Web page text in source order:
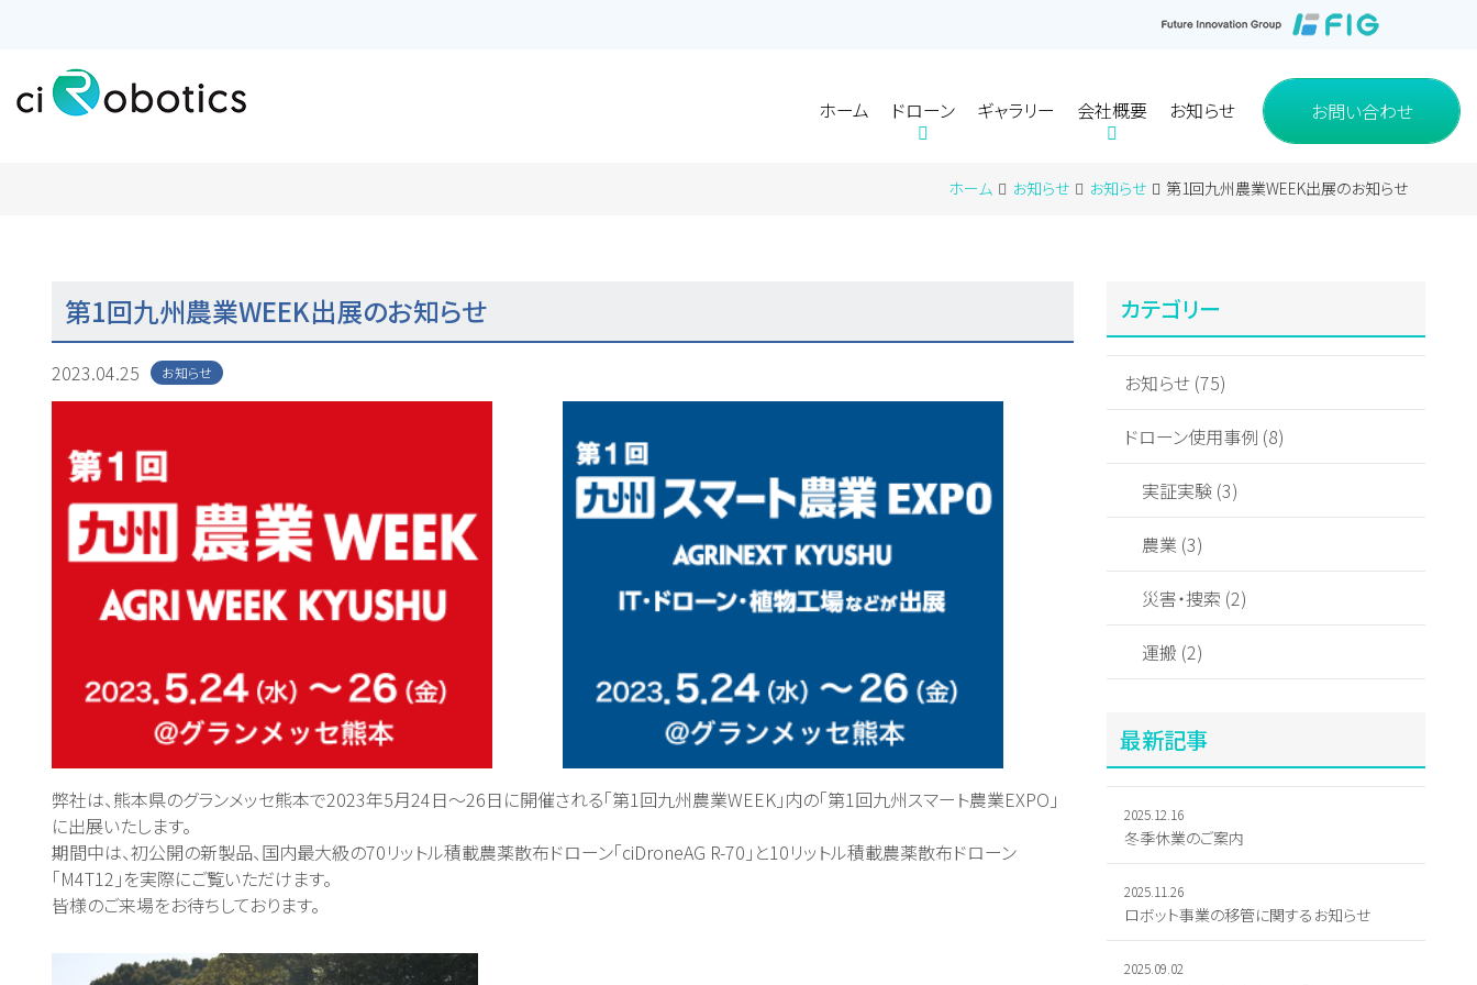
ホーム ドローン
使用事例
ギャラリー 会社概要
アクセス グループ会社
お知らせ お問い合わせ
使用事例
ギャラリー 会社概要
アクセス グループ会社
お知らせ
お問い合わせ
ホーム お知らせ お知らせ 第1回九州農業WEEK出展のお知らせ
第1回九州農業WEEK出展のお知らせ
2023.04.25 お知らせ
弊社は、熊本県のグランメッセ熊本で2023年5月24日～26日に開催される「第1回九州農業WEEK」内の「第1回九州スマート農業EXPO」
に出展いたします。
期間中は、初公開の新製品、国内最大級の70リットル積載農薬散布ドローン「ciDroneAG R-70」と10リットル積載農薬散布ドローン
「M4T12」を実際にご覧いただけます。
皆様のご来場をお待ちしております。
カテゴリー
お知らせ (75)
ドローン使用事例 (8)
実証実験 (3)
農業 (3)
災害・捜索 (2)
運搬 (2)
最新記事
2025.12.16
冬季休業のご案内
2025.11.26
ロボット事業の移管に関するお知らせ
2025.09.02